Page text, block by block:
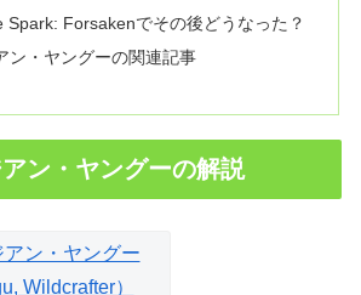
Spark: Forsakenでその後どうなった？
ン・ヤングーの関連記事
ン・ヤングーの解説